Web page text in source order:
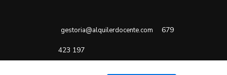
gestoria@alquilerdocente.com 679
423 197